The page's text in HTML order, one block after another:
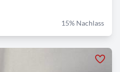
15% Nachlass